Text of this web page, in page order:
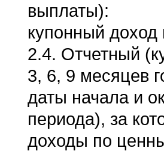
выплаты):
купонный
2.4. Отчетный
3, 6, 9 месяцев
даты начала и
периода), за
доходы по